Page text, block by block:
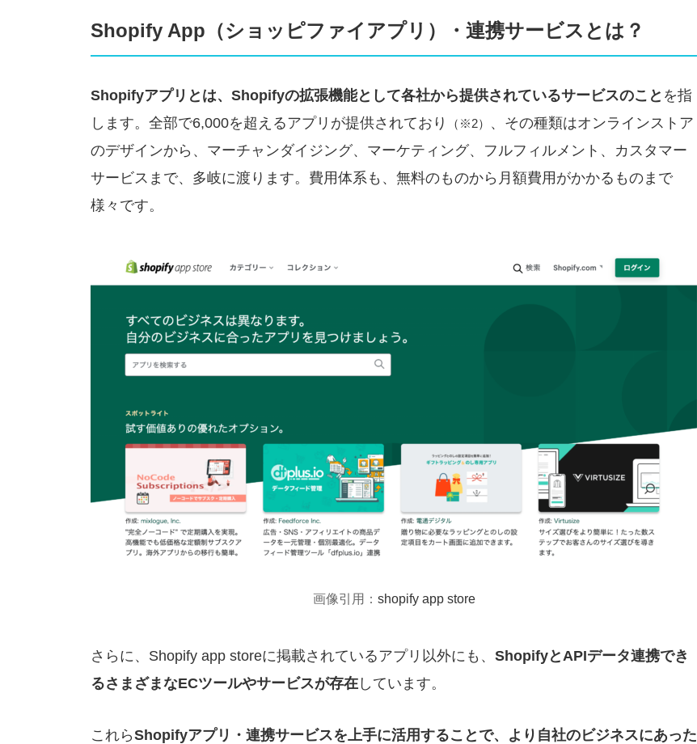
Shopify App（ショッピファイアプリ）・連携サービスとは？
Shopifyアプリとは、Shopifyの拡張機能として各社から提供されているサービスのこと を指
します。全部で6,000を超えるアプリが提供されており
（※2）
、その種類はオンラインストア
のデザインから、マーチャンダイジング、マーケティング、フルフィルメント、カスタマー
サービスまで、多岐に渡ります。費用体系も、無料のものから月額費用がかかるものまで
様々です。
画像引用： shopify app store
さらに、Shopify app storeに掲載されているアプリ以外にも、 ShopifyとAPIデータ連携でき
るさまざまなECツールやサービスが存在 しています。
これらShopifyアプリ・連携サービスを上手に活用することで、より自社のビジネスにあった